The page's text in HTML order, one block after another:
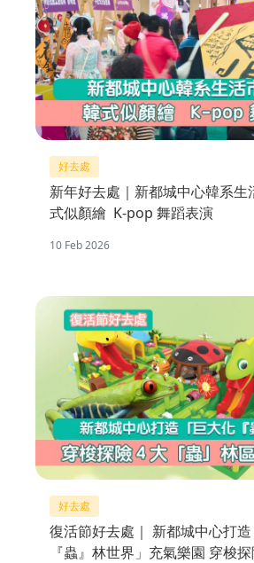
好去處
新年好去處｜新都城中心韓系生活
式似顏繪 K-pop 舞蹈表演
10 Feb 2026
好去處
復活節好去處｜ 新都城中心打
『蟲』林世界」充氣樂園 穿梭